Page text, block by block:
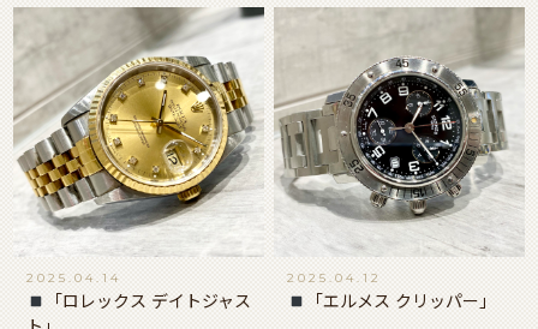
2025.04.14
「ロレックス デイトジャス
2025.04.12
「エルメス クリッパー」